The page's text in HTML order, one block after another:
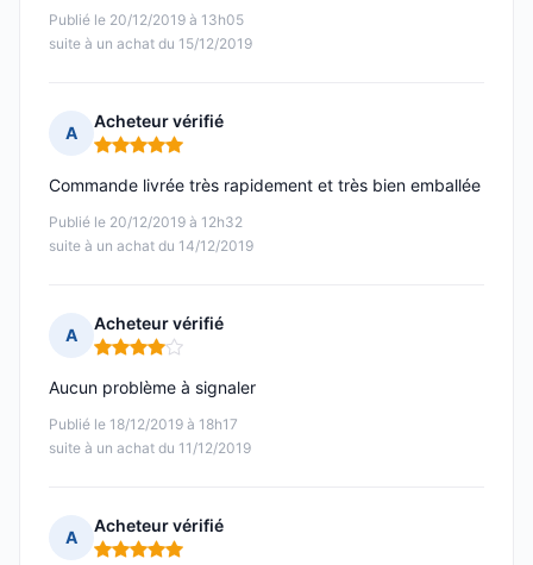
Publié le 20/12/2019 à 13h05
suite à un achat du 15/12/2019
A
Acheteur vérifié
Note : 5 sur 5
Publié le 20/12/2019 à 12h32
suite à un achat du 14/12/2019
Commande livrée très rapidement et très bien emballée
A
Acheteur vérifié
Note : 4 sur 5
Publié le 18/12/2019 à 18h17
suite à un achat du 11/12/2019
Aucun problème à signaler
A
Acheteur vérifié
Note : 5 sur 5